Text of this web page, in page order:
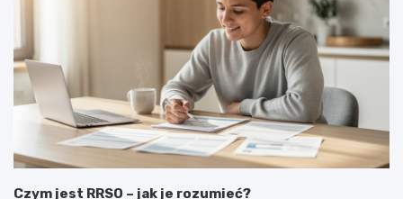
Czym jest RRSO – jak je rozumieć?